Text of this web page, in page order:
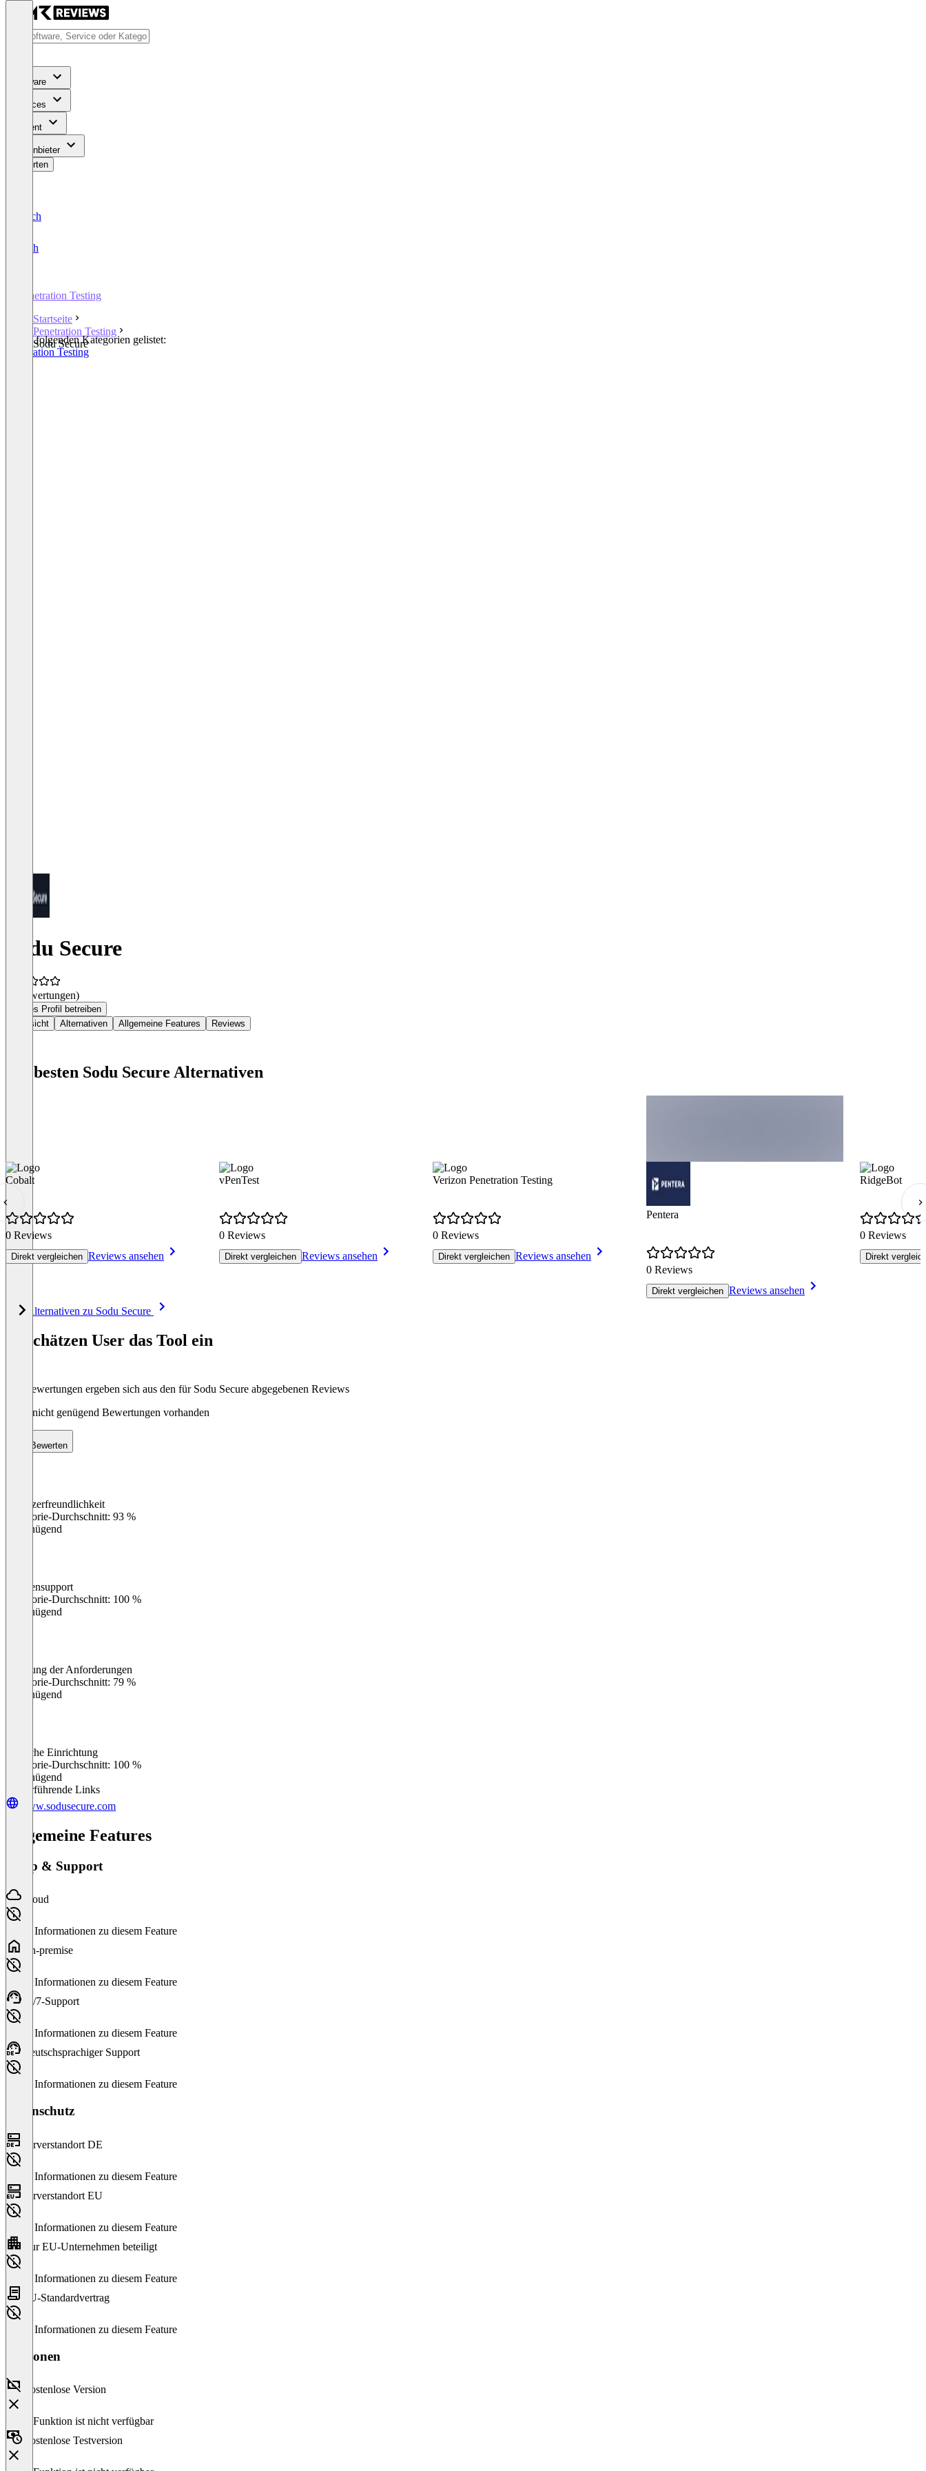
Software
Services
Content
Für Anbieter
Bewerten
Deutsch
English
Penetration Testing
Startseite
Penetration Testing
Sodu Secure
In den folgenden Kategorien gelistet:
Penetration Testing
Sodu Secure
(0 Bewertungen)
Dieses Profil betreiben
Übersicht
Alternativen Allgemeine Features Reviews
Die besten Sodu Secure Alternativen
Cobalt
0 Reviews
Direkt vergleichen Reviews ansehen
vPenTest
0 Reviews
Direkt vergleichen Reviews ansehen
Verizon Penetration Testing
0 Reviews
Direkt vergleichen Reviews ansehen
Pentera
0 Reviews
Direkt vergleichen Reviews ansehen
RidgeBot
0 Reviews
Direkt
Item
Alle Alternativen zu Sodu Secure
So schätzen User das Tool ein
Die Bewertungen ergeben sich aus den für Sodu Secure abgegebenen Reviews
Noch nicht genügend Bewertungen vorhanden
Bewerten
Benutzerfreundlichkeit
Kategorie-Durchschnitt: 93 %
Ungenügend
Kundensupport
Kategorie-Durchschnitt: 100 %
Ungenügend
Erfüllung der Anforderungen
Kategorie-Durchschnitt: 79 %
Ungenügend
Einfache Einrichtung
Kategorie-Durchschnitt: 100 %
Ungenügend
Weiterführende Links
www.sodusecure.com
Allgemeine Features
Setup & Support
Cloud
Keine Informationen zu diesem Feature
On-premise
Keine Informationen zu diesem Feature
24/7-Support
Keine Informationen zu diesem Feature
Deutschsprachiger Support
Keine Informationen zu diesem Feature
Datenschutz
Serverstandort DE
Keine Informationen zu diesem Feature
Serverstandort EU
Keine Informationen zu diesem Feature
Nur EU-Unternehmen beteiligt
Keine Informationen zu diesem Feature
EU-Standardvertrag
Keine Informationen zu diesem Feature
Versionen
Kostenlose Version
Diese Funktion ist nicht verfügbar
Kostenlose Testversion